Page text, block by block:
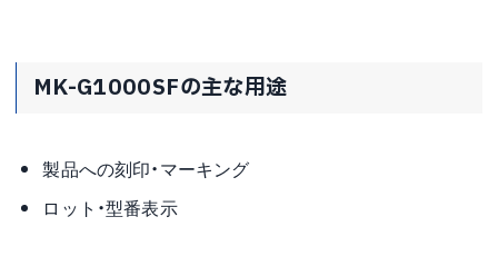
MK-G1000SFの主な用途
製品への刻印・マーキング
ロット・型番表示